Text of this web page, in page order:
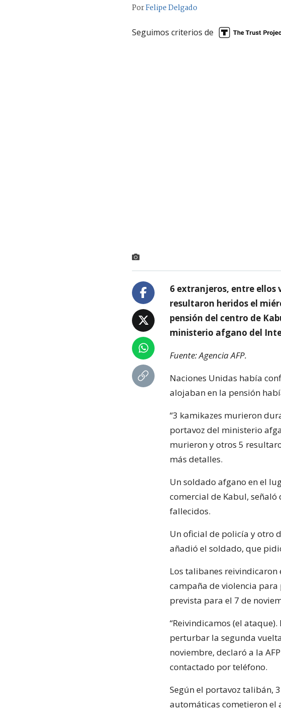
PorFelipe Delgado
Seguimos criterios de
6 extranjeros, entre ellos
resultaron heridos el
pensión del centro de
ministerio afgano del
Fuente: Agencia AFP.
Naciones Unidas había
alojaban en la pensión
“3 kamikazes murieron
portavoz del ministerio
murieron y otros 5
más detalles.
Un soldado afgano en el
comercial de Kabul,
fallecidos.
Un oficial de policía y otro
añadió el soldado, que
Los talibanes reivindicaron
campaña de violencia
prevista para el 7 de
“Reivindicamos (el
perturbar la segunda
noviembre, declaró a la
contactado por teléfono.
Según el portavoz talibán,
automáticas cometieron el